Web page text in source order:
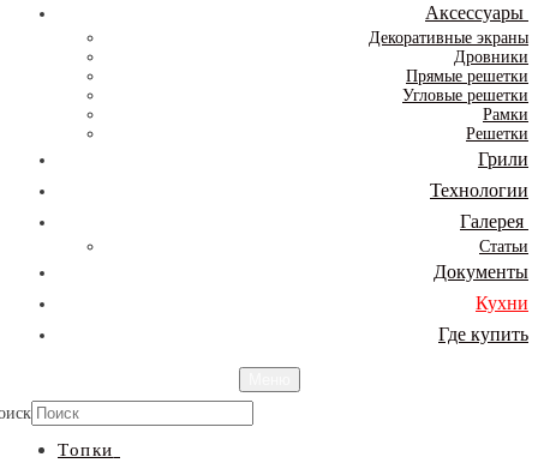
Аксессуары
Декоративные экраны
Дровники
Прямые решетки
Угловые решетки
Рамки
Решетки
Грили
Технологии
Галерея
Статьи
Документы
Кухни
Где купить
Топки